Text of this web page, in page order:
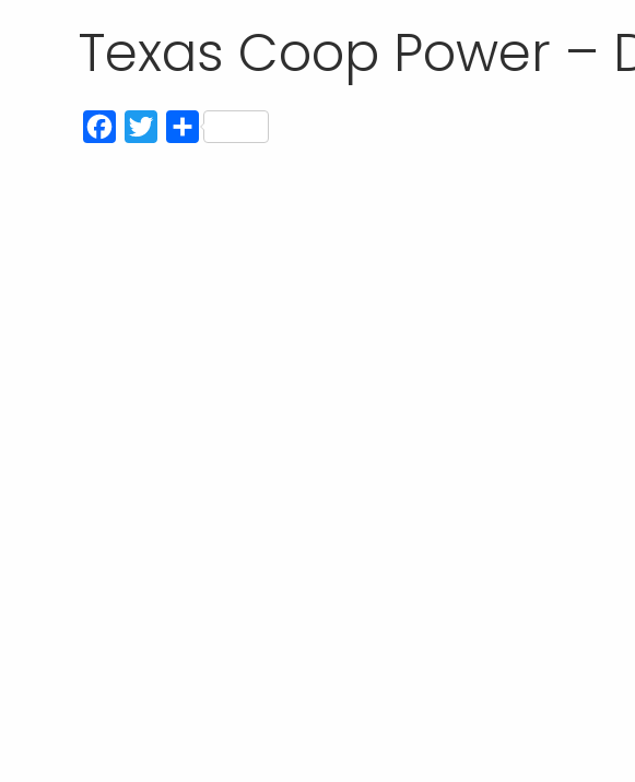
Texas Coop Power –
Facebook
TwitterCompartir